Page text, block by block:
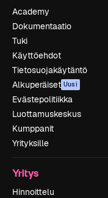
Academy
Dokumentaatio
Tuki
Käyttöehdot
Tietosuojakäytäntö
Alkuperäiset Uusi
Evästepolitiikka
Luottamuskeskus
Kumppanit
Yrityksille
Yritys
Hinnoittelu